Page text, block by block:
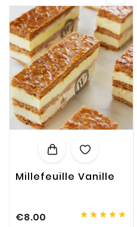
Millefeuille Vanille
€8.00     